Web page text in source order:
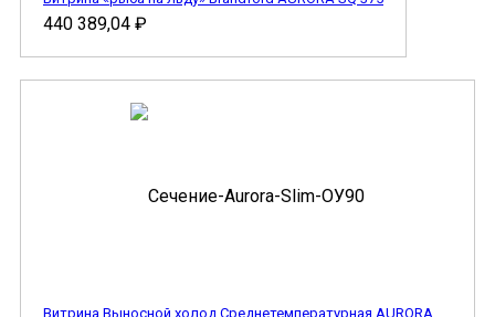
440 389,04 ₽
Витрина Выносной холод Cреднетемпературная AURORA